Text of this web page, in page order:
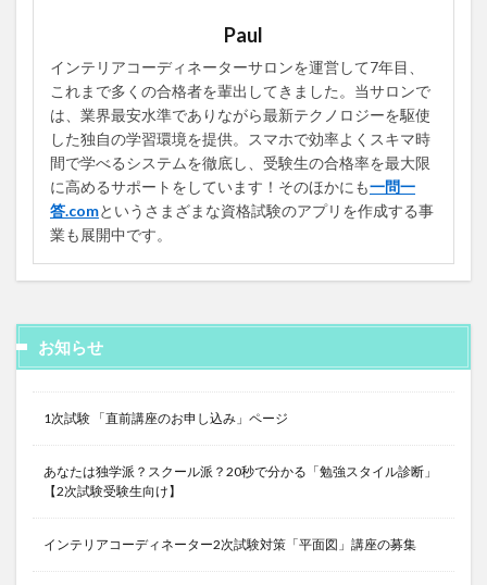
Paul
インテリアコーディネーターサロンを運営して7年目、
これまで多くの合格者を輩出してきました。当サロンで
は、業界最安水準でありながら最新テクノロジーを駆使
した独自の学習環境を提供。スマホで効率よくスキマ時
間で学べるシステムを徹底し、受験生の合格率を最大限
に高めるサポートをしています！そのほかにも一問一
答.comというさまざまな資格試験のアプリを作成する事
業も展開中です。
お知らせ
1次試験 「直前講座のお申し込み」ページ
あなたは独学派？スクール派？20秒で分かる「勉強スタイル診断」
【2次試験受験生向け】
インテリアコーディネーター2次試験対策「平面図」講座の募集